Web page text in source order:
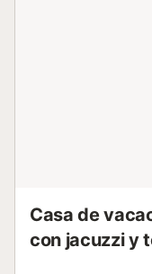
Casa de
con jacuzzi y